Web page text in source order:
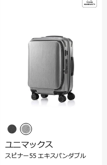
ユニマックス
スピナー55 エキスパンダブル